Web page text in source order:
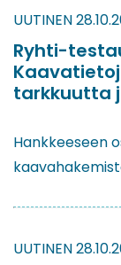
UUTINEN
Ryhti-
tarkkuutta
Hankkeeseen
UUTINEN